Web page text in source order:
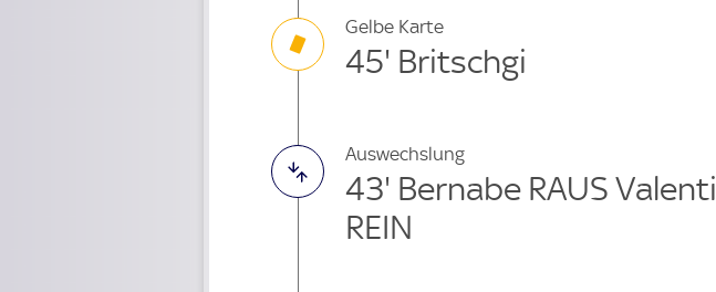
Gelbe Karte
45' Britschgi
Auswechslung
43' Bernabe RAUS Valenti
REIN